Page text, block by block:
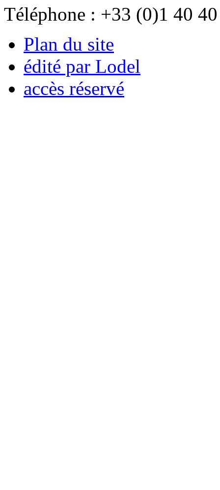
Téléphone : +33 (0)1 40
Plan du site
édité par Lodel
accès réservé